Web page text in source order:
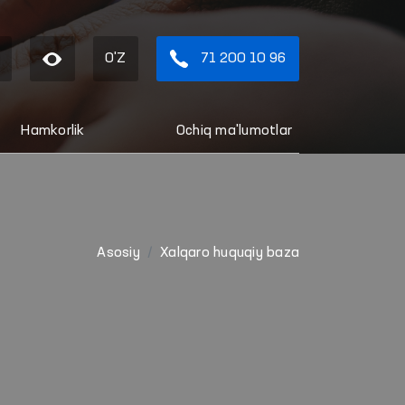
O'Z 71 200 10 96
Hamkorlik Ochiq ma'lumotlar
Asosiy Xalqaro huquqiy baza